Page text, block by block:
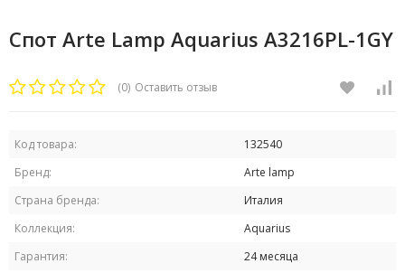
Спот Arte Lamp Aquarius A3216PL-1GY
(0) Оставить отзыв
Код товара:
132540
Бренд:
Arte lamp
Страна бренда:
Италия
Коллекция:
Aquarius
Гарантия:
24 месяца